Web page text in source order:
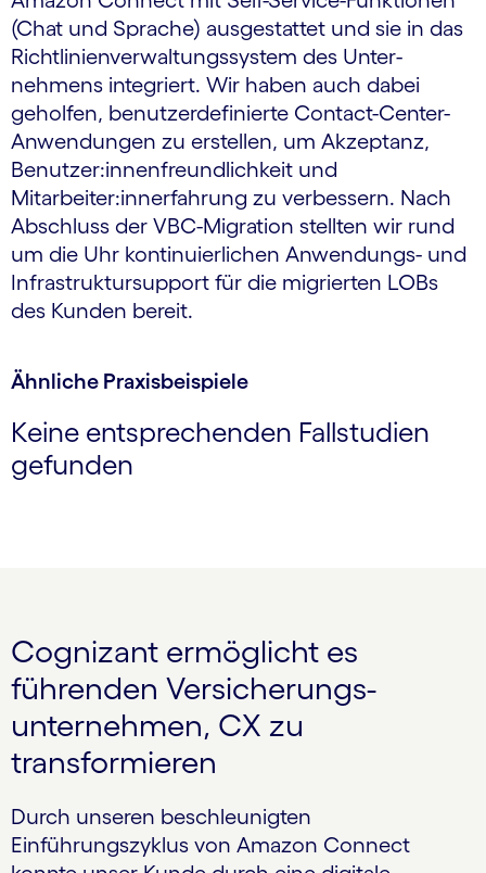
(Chat und Sprache) ausgestattet und sie in das
Richtlinien­verwaltungs­system des Unter­
nehmens integriert. Wir haben auch dabei
geholfen, benutzerdefinierte Contact-Center-
Anwendungen zu erstellen, um Akzeptanz,
Benutzer:innen­freundlichkeit und
Mitarbeiter:inn­erfahrung zu verbessern. Nach
Abschluss der VBC-Migration stellten wir rund
um die Uhr kontinuierlichen Anwendungs- und
Infrastruktursupport für die migrierten LOBs
des Kunden bereit.
Ähnliche Praxisbeispiele
Keine entsprechenden Fallstudien
gefunden
Cognizant ermöglicht es
führenden Versicherungs­
unternehmen, CX zu
transformieren
Durch unseren beschleunigten
Einführungszyklus von Amazon Connect